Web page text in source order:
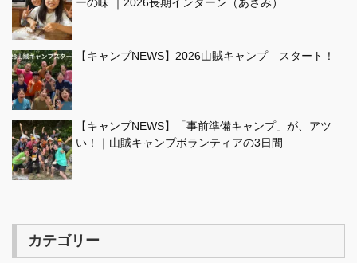
【キャンプNEWS】2026山賊キャンプ スタート！
【キャンプNEWS】「事前準備キャンプ」が、アツ
い！｜山賊キャンプボランティアの3日間
カテゴリー